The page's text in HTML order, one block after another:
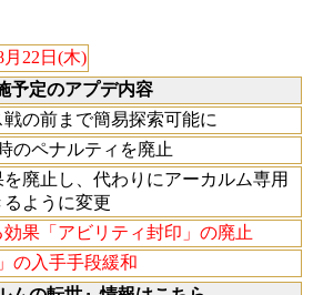
月22日(木)
予定のアプデ内容
の前まで簡易探索可能に
のペナルティを廃止
廃止し、代わりにアーカルム専用
ように変更
果「アビリティ封印」の廃止
の入手手段緩和